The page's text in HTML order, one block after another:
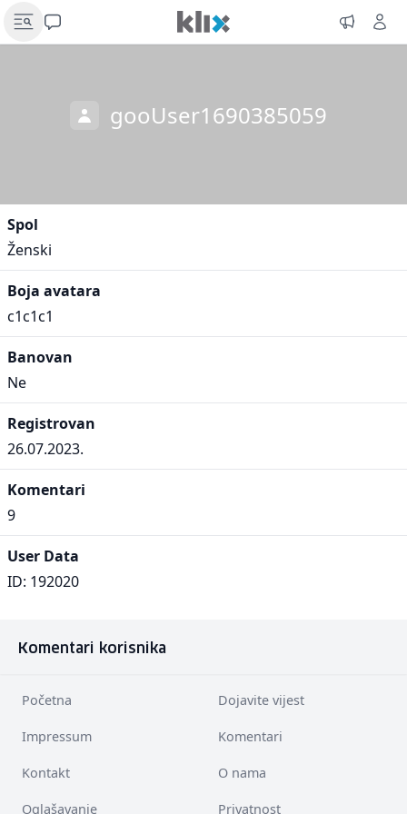
gooUser1690385059
Spol
Ženski
Boja avatara
c1c1c1
Banovan
Ne
Registrovan
26.07.2023.
Komentari
9
User Data
ID: 192020
Komentari korisnika
Početna Dojavite vijest
Impressum Komentari
Kontakt O nama
Oglašavanje Privatnost